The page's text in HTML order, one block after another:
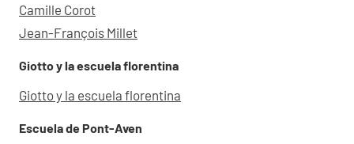
Camille Corot
Jean-François Millet
Giotto y la escuela florentina
Giotto y la escuela florentina
Escuela de Pont-Aven